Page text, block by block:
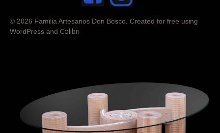
© 2026 Familia Artesanos Don Bosco. Created for free using
WordPress and Colibri